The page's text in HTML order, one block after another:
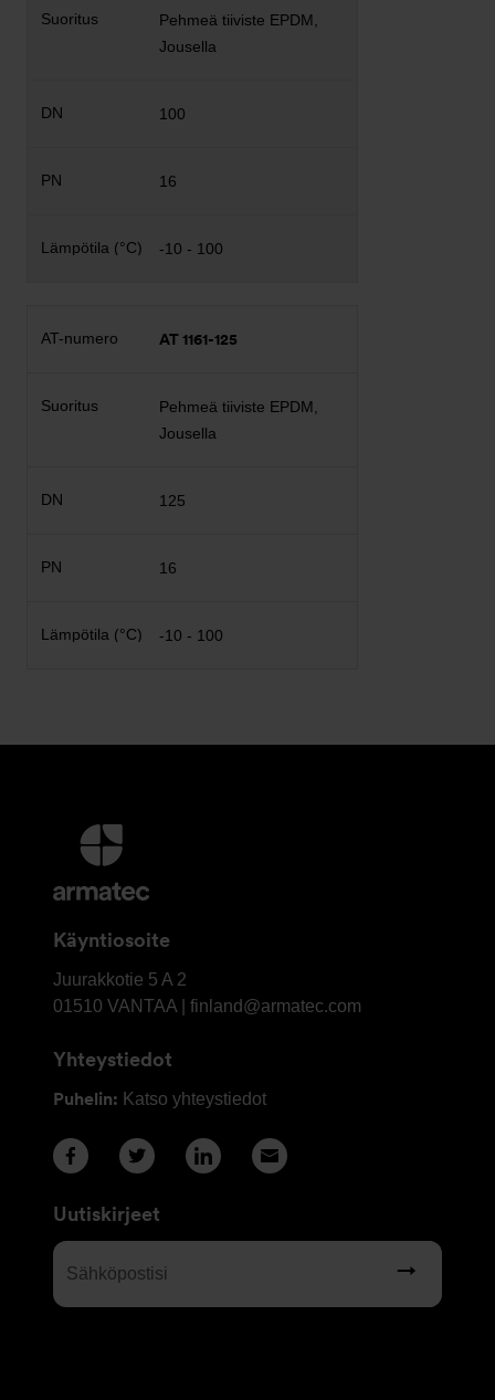
Pehmeä tiiviste EPDM,
Jousella
100
16
-10 - 100
AT 1161-125
Pehmeä tiiviste EPDM,
Jousella
125
16
-10 - 100
Lisätietoja
Yhteystiedot
Käyntiosoite
OY
Armatec
AB
Juurakkotie 5 A 2
01510 VANTAA | finland@armatec.com
Yhteystiedot
Puhelin: Katso yhteystiedot
Uutiskirjeet
Sähköpostisi
(Required)